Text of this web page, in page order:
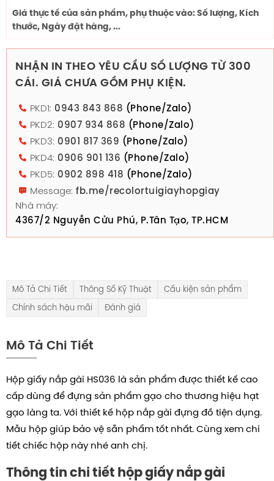
Giá thực tế của sản phẩm, phụ thuộc vào: Số lượng, Kích
thước, Ngày đặt hàng, ...
NHẬN IN THEO YÊU CẦU SỐ LƯỢNG TỪ 300
CÁI. GIÁ CHƯA GỒM PHỤ KIỆN.
PKD1: 0943 843 868 (Phone/Zalo)
PKD2: 0907 934 868 (Phone/Zalo)
PKD3: 0901 817 369 (Phone/Zalo)
PKD4: 0906 901 136 (Phone/Zalo)
PKD5: 0902 898 418 (Phone/Zalo)
Message: fb.me/recolortuigiayhopgiay
Nhà máy:
4367/2 Nguyễn Cửu Phú, P.Tân Tạo, TP.HCM
Mô Tả Chi Tiết Thông Số Kỹ Thuật
Cấu kiện sản phẩm
Chính sách hậu mãi
Đánh giá
Mô Tả Chi Tiết
Hộp giấy nắp gài HS036 là sản phẩm được thiết kế cao
cấp dùng để đựng sản phẩm gạo cho thương hiệu hạt
gạo làng ta. Với thiết kế hộp nắp gài đựng đồ tiện dụng.
Mẫu hộp giúp bảo vệ sẵn phẩm tốt nhất. Cùng xem chi
tiết chiếc hộp này nhé anh chị.
Thông tin chi tiết hộp giấy nắp gài